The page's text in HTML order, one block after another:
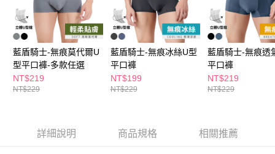
２．關於個人資料處理事宜，請瀏覽以下網址：
https://aftee.tw/terms/#terms3
３．未成年的使用者請事先徵得法定代理人或監護人之同意方可使用
「AFTEE先享後付」，若未經同意申辦者引起之損失，本公司不負相關責
任。
４．使用「AFTEE先享後付」時，將依據個別帳號之用戶狀況，依本公司即
時審查核予不同之上限額度；若仍有額度不足之情形，本公司將視審查結果
請求用戶進行身份認證。
５．嚴禁一人註冊多個帳號或使用他人資訊註冊。若發現惡意使用之情形，
每筆NT$65，滿NT$490(含以上)免運費
宅配(本島)
每筆NT$100，滿NT$790(含以上)免運費
付款後寶雅門市自取(由倉庫統一出貨)
每筆NT$80，滿NT$290(含以上)免運費
藍盾騎士-無痕莫代爾U
型平口褲-多款任選
NT$219
NT$229
藍盾騎士-無痕冰絲U型
平口褲
NT$199
NT$229
藍盾騎士-無痕透
平口褲
NT$219
NT$229
詳細說明 商品規格 相關推薦